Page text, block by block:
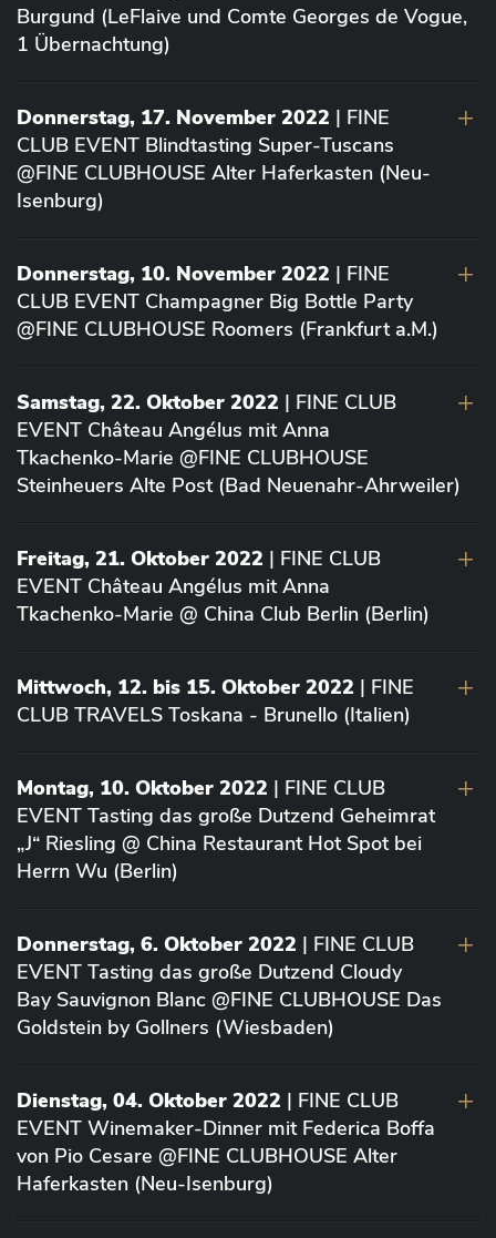
Burgund (LeFlaive und Comte Georges de Vogue,
1 Übernachtung)
Donnerstag, 17. November 2022 | FINE
CLUB EVENT Blindtasting Super-Tuscans
@FINE CLUBHOUSE Alter Haferkasten (Neu-
Isenburg)
Donnerstag, 10. November 2022 | FINE
CLUB EVENT Champagner Big Bottle Party
@FINE CLUBHOUSE Roomers (Frankfurt a.M.)
Samstag, 22. Oktober 2022 | FINE CLUB
EVENT Château Angélus mit Anna
Tkachenko-Marie @FINE CLUBHOUSE
Steinheuers Alte Post (Bad Neuenahr-Ahrweiler)
Freitag, 21. Oktober 2022 | FINE CLUB
EVENT Château Angélus mit Anna
Tkachenko-Marie @ China Club Berlin (Berlin)
Mittwoch, 12. bis 15. Oktober 2022 | FINE
CLUB TRAVELS Toskana - Brunello (Italien)
Montag, 10. Oktober 2022 | FINE CLUB
EVENT Tasting das große Dutzend Geheimrat
„J“ Riesling @ China Restaurant Hot Spot bei
Herrn Wu (Berlin)
Donnerstag, 6. Oktober 2022 | FINE CLUB
EVENT Tasting das große Dutzend Cloudy
Bay Sauvignon Blanc @FINE CLUBHOUSE Das
Goldstein by Gollners (Wiesbaden)
Dienstag, 04. Oktober 2022 | FINE CLUB
EVENT Winemaker-Dinner mit Federica Boffa
von Pio Cesare @FINE CLUBHOUSE Alter
Haferkasten (Neu-Isenburg)